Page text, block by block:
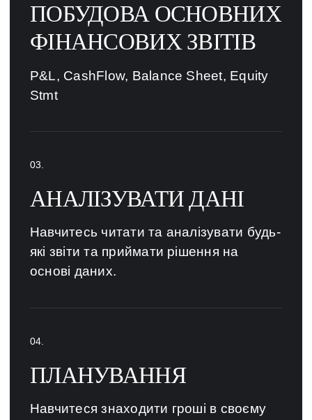
ПОБУДОВА ОСНОВНИХ
ФІНАНСОВИХ ЗВІТІВ
P&L, CashFlow, Balance Sheet, Equity
Stmt
АНАЛІЗУВАТИ ДАНІ
Навчитесь читати та аналізувати будь-
які звіти та приймати рішення на
основі даних.
ПЛАНУВАННЯ
Навчитеся знаходити гроші в своєму